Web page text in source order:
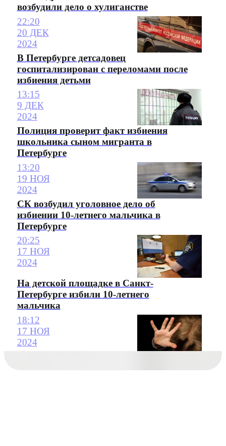
возбудили дело о хулиганстве
22:20
20 ДЕК
2024
В Петербурге детсадовец
госпитализирован с переломами после
избиения детьми
13:15
9 ДЕК
2024
Полиция проверит факт избиения
школьника сыном мигранта в
Петербурге
13:20
19 НОЯ
2024
СК возбудил уголовное дело об
избиении 10-летнего мальчика в
Петербурге
20:25
17 НОЯ
2024
На детской площадке в Санкт-
Петербурге избили 10-летнего
мальчика
18:12
17 НОЯ
2024